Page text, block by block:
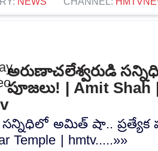
అరుణాచలేశ్వరుడి
పూజలు! | Amit Shah
అమిత్ షా.. ప్రత్యేక
Temple | hmtv.....»»